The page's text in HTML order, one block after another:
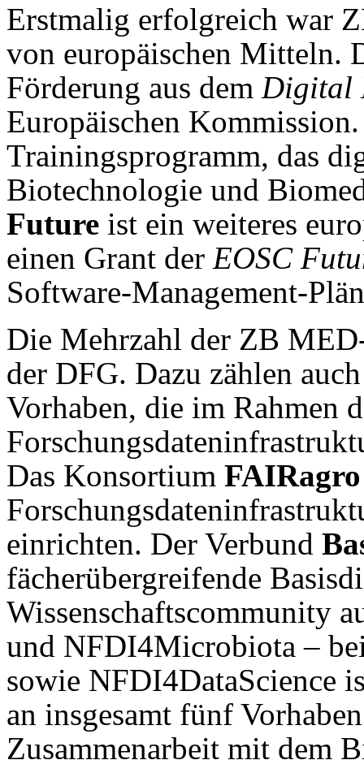
Erstmalig erfolgreich war
von europäischen Mitteln.
Förderung aus dem Digital
Europäischen
Trainingsprogramm, das
Biotechnologie und
Future ist ein weiteres
einen Grant der EOSC
Software-Management-
Die Mehrzahl der ZB
der DFG. Dazu zählen
Vorhaben, die im Rahmen
Das Konsortium FAIRagro
einrichten. Der Verbund
fächerübergreifende
Wissenschaftscommunity
und NFDI4Microbiota –
sowie NFDI4DataScience
an insgesamt fünf
Zusammenarbeit mit dem